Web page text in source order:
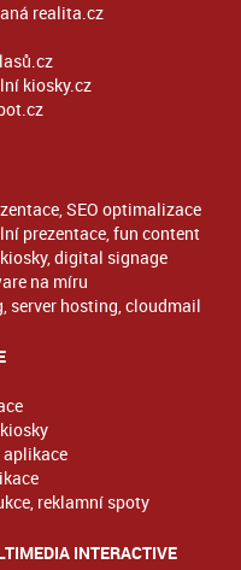
realita.cz
kiosky.cz
SEO optimalizace
prezentace, fun content
digital signage
na míru
server hosting, cloudmail
reklamní spoty
INTERACTIVE